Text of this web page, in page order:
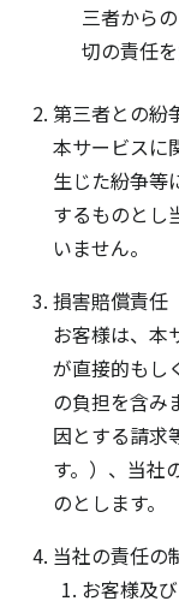
三者から
切の責任
第三者との紛
本サービスに
生じた紛争等
するものとし
いません。
損害賠償責任
お客様は、本
が直接的もし
の負担を含み
因とする請求
す。）、当社
のとします。
当社の責任の
お客様及